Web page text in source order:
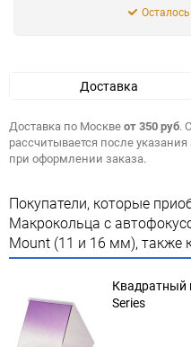
Доставка
Доставка по Москвеот 350 руб.
рассчитывается после
при оформлении заказа.
Покупатели, которые
Макрокольца с
Mount (11 и 16 мм), также
Квадратный
Series